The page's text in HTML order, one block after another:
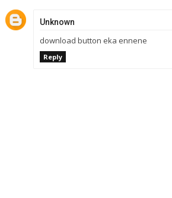
Unknown
download button eka ennene
Reply